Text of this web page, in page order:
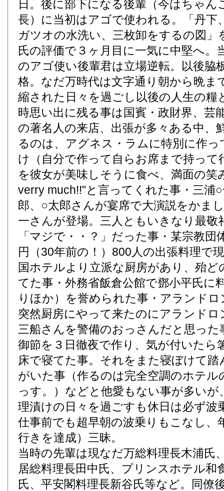
日。後に部下になる後輩（今はちゃん
長）に当初はアゴで使われる。「丹下
ガツオの水洗い、三枚卸をするの図」
氏の評価で３ヶ月目に一気に中堅へ。
のアゴ使い後輩君は立場逆転。以後脇
格。なだ万時代は文字通り朝から晩ま
縮された日々を過ごし以後の人生の糧
時思い出に残る事は国賓・政財界、芸
の著名人の来店、出張が多々ある中、
るのは、アグネス・ラムに特別に作っ
け（自分で作って自らお席まで持って
を彼女が美味しそうに食べ、満面の笑
verry much!!"と言ってくれた事・三浦
郎、○太郎さんが宴席で大演説をかま
一さんが登場。三人ともいきなり最敬
「マジで・・？」だった事・某宗教団
円（30年前の！）800人の出張料理で
国ホテルより立派な厨房があり、殆ど
てた事・外務省飯倉公館で鄧小平氏に
りほか）を誉められた事・アランド
突然厨房にやって来たのにアランド
三船さんを警備のおっさんだと思った
御節を３日徹夜で作り、気が付いたら
床で寝てた事。それをまた寝ぼけて
がいた事（作るのは完全空調のホテル
っす。）などと他愛もない事が多いが
理漬けの日々を過ごすも休日は必ず波
仕事前でも超早朝の波乗りもこなし、
行きを達成）三昧。
当時の先輩は現なだ万総料理長木浦氏
居総料理長田中氏、プリンスホテル和
氏、平安閣料理長新谷氏等など。同僚